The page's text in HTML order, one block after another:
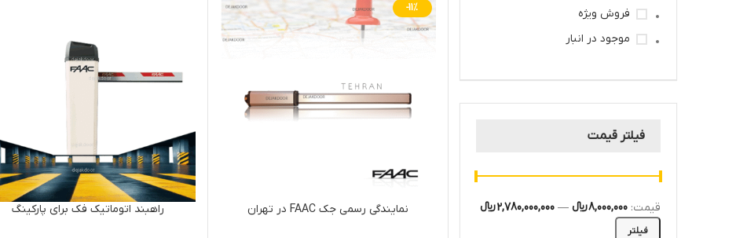
فروش ویژه
موجود در انبار
فیلتر قیمت
فیلتر
قیمت: 8,000,000 ﷼ — 2,780,000,000 ﷼
-11%
نمایندگی رسمی جک FAAC در تهران راهبند اتوماتیک فک برای پارکینگ